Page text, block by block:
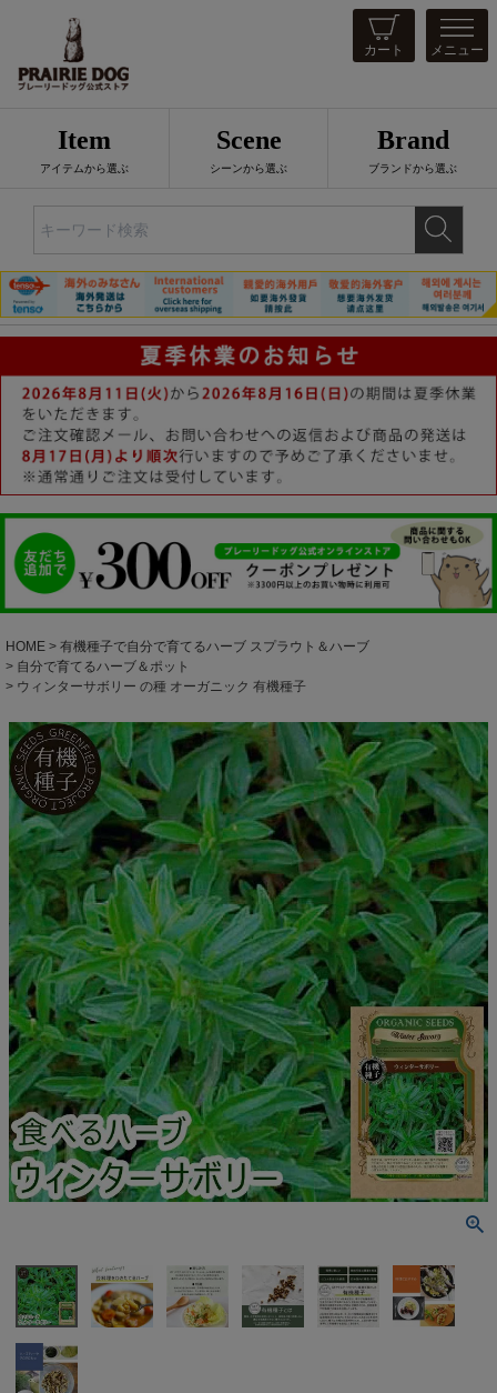
カート メニュー
Item
アイテムから選ぶ
Scene
シーンから選ぶ
Brand
ブランドから選ぶ
HOME
有機種子で自分で育てるハーブ スプラウト＆ハーブ
自分で育てるハーブ＆ポット
ウィンターサボリー の種 オーガニック 有機種子
検索